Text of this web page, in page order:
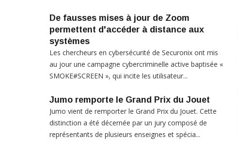
De fausses mises à jour de Zoom
permettent d'accéder à distance aux
systèmes
Les chercheurs en cybersécurité de Securonix ont mis
au jour une campagne cybercriminelle active baptisée «
SMOKE#SCREEN », qui incite les utilisateur...
Jumo remporte le Grand Prix du Jouet
Jumo vient de remporter le Grand Prix du Jouet. Cette
distinction a été décernée par un jury composé de
représentants de plusieurs enseignes et spécia...